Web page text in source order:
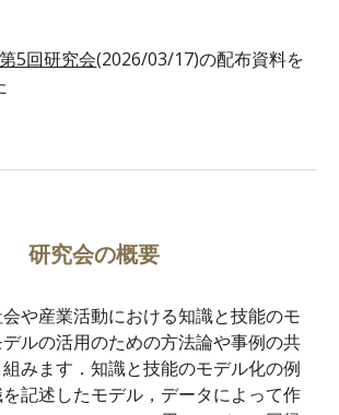
第5回研究会(2026/03/17)の配布資料を
研究会の概要
や産業活動における知識と技能のモ
ルの活用のための方法論や事例の共
みます．知識と技能のモデル化の例
記述したモデル，データによって作